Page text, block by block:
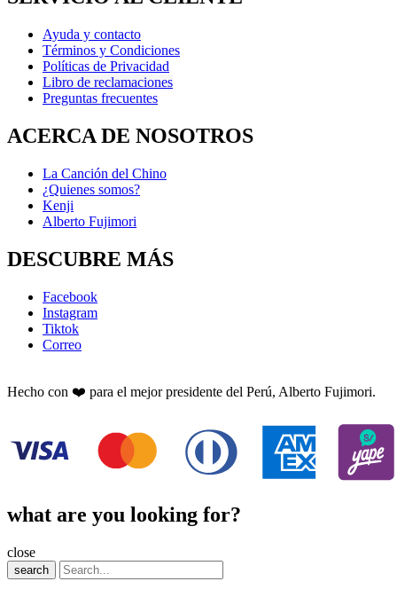
Ayuda y contacto
Términos y Condiciones
Políticas de Privacidad
Libro de reclamaciones
Preguntas frecuentes
ACERCA DE NOSOTROS
La Canción del Chino
¿Quienes somos?
Kenji
Alberto Fujimori
DESCUBRE MÁS
Facebook
Instagram
Tiktok
Correo
Hecho con ❤️ para el mejor presidente del Perú, Alberto Fujimori.
what are you looking for?
close
search